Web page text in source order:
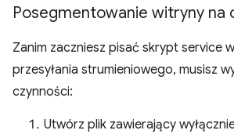
Posegmentowanie witryny na
Zanim zaczniesz pisać skrypt service
przesyłania strumieniowego, musisz
czynności:
Utwórz plik zawierający